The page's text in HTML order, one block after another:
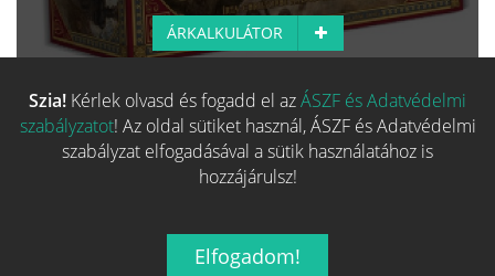
ÁRKALKULÁTOR
Több hasonló játék keresése
Szia! Kérlek olvasd és fogadd el azÁSZF és Adatvédelmi
szabályzatot! Az oldal sütiket használ, ÁSZF és Adatvédelmi
szabályzat elfogadásával a sütik használatához is
hozzájárulsz!
Elfogadom!